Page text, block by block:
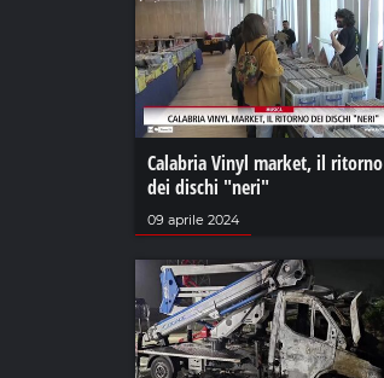
Calabria Vinyl market, il ritorno
dei dischi "neri"
09 aprile 2024